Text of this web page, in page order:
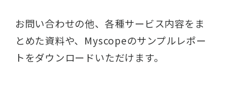
お問い合わせの他、各種サービス内容をま
とめた資料や、 Myscopeのサンプルレポー
トをダウンロードいただけます。